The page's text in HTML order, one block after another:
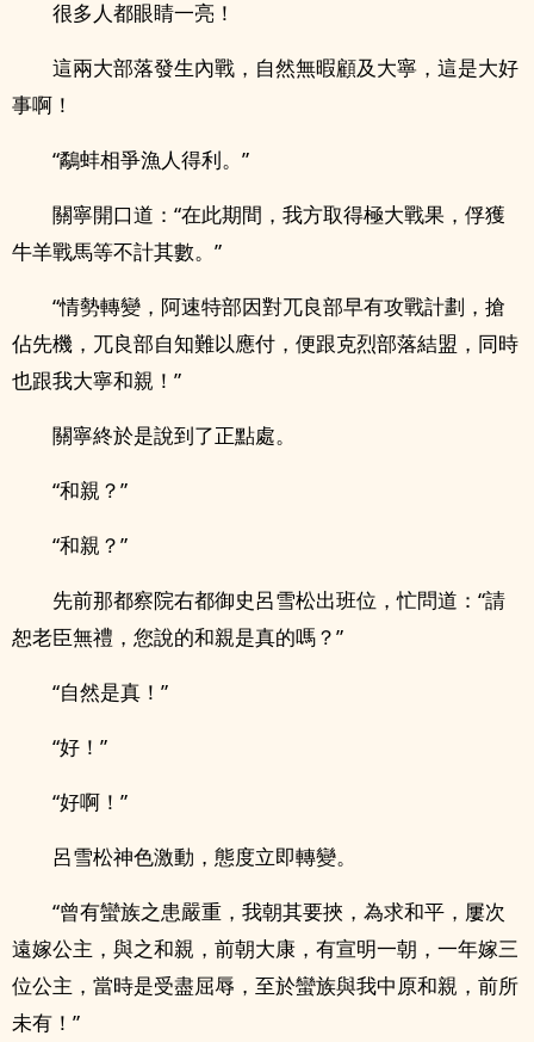
很多人都眼睛一亮！
這兩大部落發生內戰，自然無暇顧及大寧，這是大好
事啊！
“鷸蚌相爭漁人得利。”
關寧開口道：“在此期間，我方取得極大戰果，俘獲
牛羊戰馬等不計其數。”
“情勢轉變，阿速特部因對兀良部早有攻戰計劃，搶
佔先機，兀良部自知難以應付，便跟克烈部落結盟，同時
也跟我大寧和親！”
關寧終於是說到了正點處。
“和親？”
“和親？”
先前那都察院右都御史呂雪松出班位，忙問道：“請
恕老臣無禮，您說的和親是真的嗎？”
“自然是真！”
“好！”
“好啊！”
呂雪松神色激動，態度立即轉變。
“曾有蠻族之患嚴重，我朝其要挾，為求和平，屢次
遠嫁公主，與之和親，前朝大康，有宣明一朝，一年嫁三
位公主，當時是受盡屈辱，至於蠻族與我中原和親，前所
未有！”